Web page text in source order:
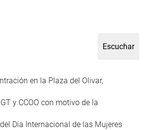
en la Plaza del Olivar,
y CCOO con motivo de la
Día Internacional de las Mujeres